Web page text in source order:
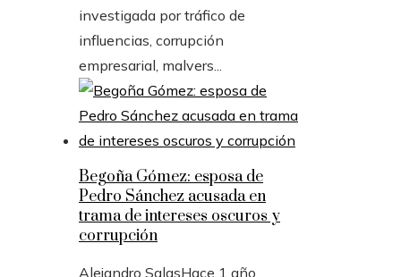
investigada por tráfico de
influencias, corrupción
empresarial, malvers...
Begoña Gómez: esposa de
Pedro Sánchez acusada en
trama de intereses oscuros y
corrupción
Alejandro SalasHace 1 año